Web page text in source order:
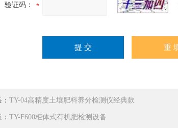
验证码：
TY-04高精度土壤肥料养分检测仪经典款
TY-F600柜体式有机肥检测设备